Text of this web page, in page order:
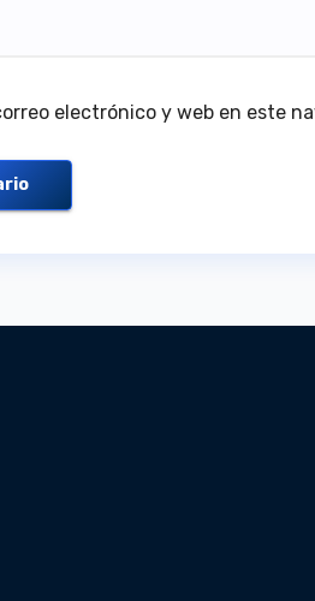
electrónico y web en este